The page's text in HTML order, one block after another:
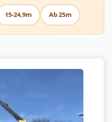
15-24,9m Ab 25m